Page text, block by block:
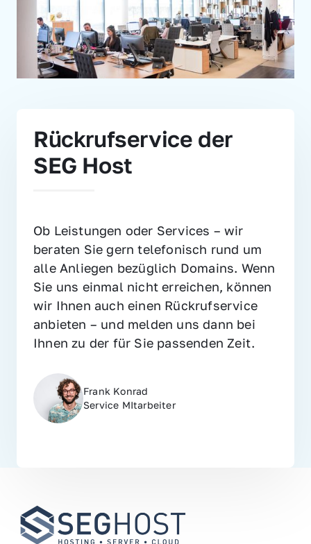
Rückrufservice der
SEG Host
Ob Leistungen oder Services – wir
beraten Sie gern telefonisch rund um
alle Anliegen bezüglich Domains. Wenn
Sie uns einmal nicht erreichen, können
wir Ihnen auch einen Rückrufservice
anbieten – und melden uns dann bei
Ihnen zu der für Sie passenden Zeit.
Frank Konrad
Service MItarbeiter